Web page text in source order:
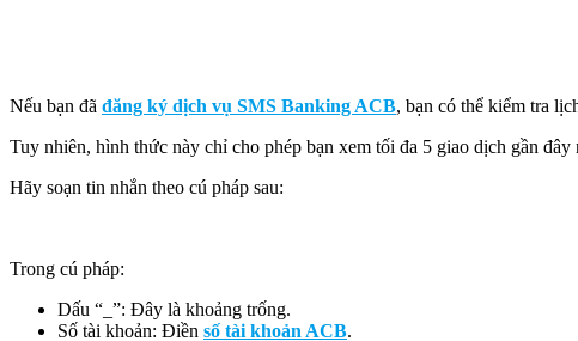
Nếu bạn đã đăng ký dịch vụ SMS Banking ACB, bạn có thể kiểm tra
Tuy nhiên, hình thức này chỉ cho phép bạn xem tối đa 5 giao dịch gần đây
Hãy soạn tin nhắn theo cú pháp sau:
Trong cú pháp:
Dấu “_”: Đây là khoảng trống.
Số tài khoản: Điền số tài khoản ACB.